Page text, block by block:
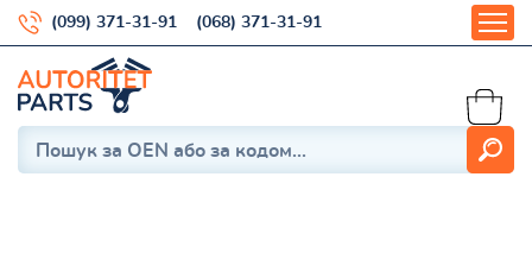
(099) 371-31-91 (068) 371-31-91